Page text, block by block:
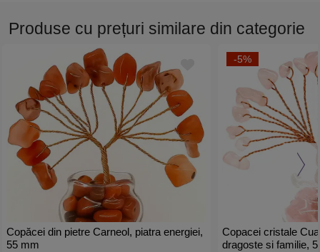
Produse cu prețuri similare din categorie
Copăcei din pietre Carneol, piatra energiei,
55 mm
-5%
Copacei cristale
dragoste si familie,